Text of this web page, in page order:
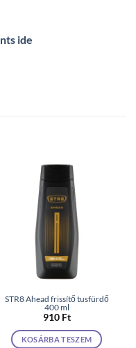
ide
STR8 Ahead frissítő tusfürdő
400 ml
910 Ft
KOSÁRBA TESZEM